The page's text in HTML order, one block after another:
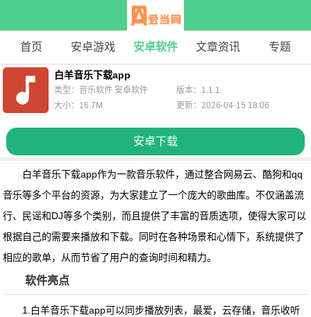
首页 安卓游戏 安卓软件 文章资讯 专题
白羊音乐下载app
安卓下载
类型：音乐软件 安卓软件
版本：1.1.1
大小：16.7M
更新：2026-04-15 18:06
白羊音乐下载app作为一款音乐软件，通过整合网易云、酷狗和qq
音乐等多个平台的资源，为大家建立了一个庞大的歌曲库。不仅涵盖流
行、民谣和DJ等多个类别，而且提供了丰富的音质选项，使得大家可以
根据自己的需要来播放和下载。同时在各种场景和心情下，系统提供了
相应的歌单，从而节省了用户的查询时间和精力。
软件亮点
1.白羊音乐下载app可以同步播放列表，最爱，云存储，音乐收听